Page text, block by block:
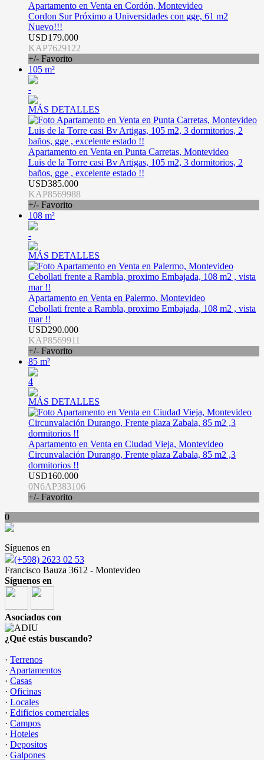
Apartamento en Venta en Cordón, Montevideo
Cordon Sur Próximo a Universidades con gge, 61 m2
Nuevo!!!
USD179.000
KAP7629122
+/- Favorito
105 m²
-
MÁS DETALLES
Apartamento en Venta en Punta Carretas, Montevideo
Luis de la Torre casi Bv Artigas, 105 m2, 3 dormitorios, 2
baños, gge , excelente estado !!
USD385.000
KAP8569988
+/- Favorito
108 m²
-
MÁS DETALLES
Apartamento en Venta en Palermo, Montevideo
Cebollati frente a Rambla, proximo Embajada, 108 m2 , vista
mar !!
USD290.000
KAP8569911
+/- Favorito
85 m²
4
MÁS DETALLES
Apartamento en Venta en Ciudad Vieja, Montevideo
Circunvalación Durango, Frente plaza Zabala, 85 m2 ,3
dormitorios !!
USD160.000
0N6AP383106
+/- Favorito
0
Síguenos en
(+598) 2623 02 53
Francisco Bauza 3612 - Montevideo
Síguenos en
Asociados con
¿Qué estás buscando?
· Terrenos
· Apartamentos
· Casas
· Oficinas
· Locales
· Edificios comerciales
· Campos
· Hoteles
· Depositos
· Galpones